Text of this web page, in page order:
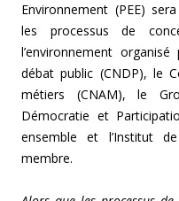
Environnement (PEE)
les processus de
l’environnement
débat public (CNDP), le
métiers (CNAM), le
Démocratie et
ensemble et l’Institut
membre.